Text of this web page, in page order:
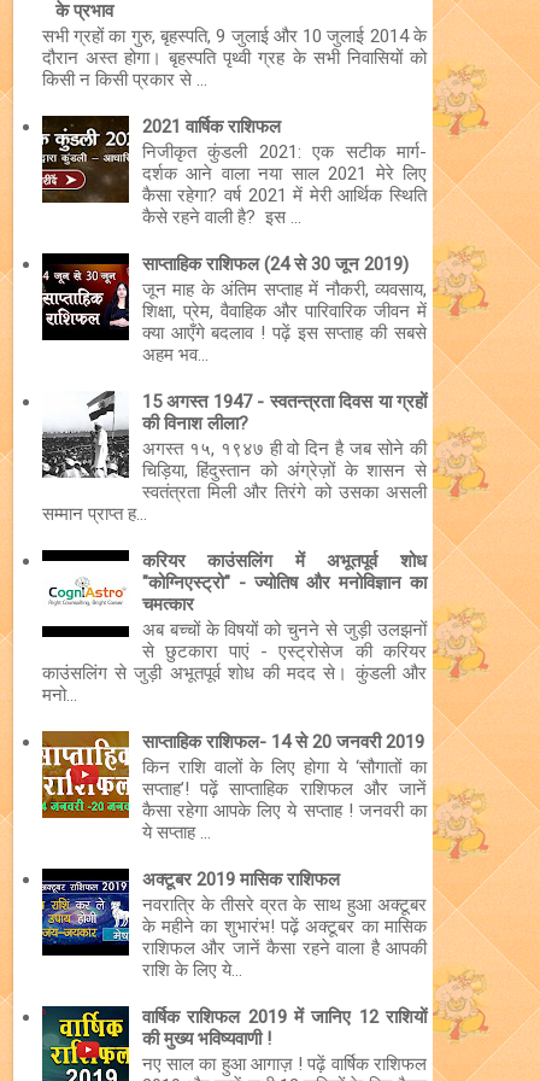
के प्रभाव
सभी ग्रहों का गुरु, बृहस्पति, 9 जुलाई और 10 जुलाई 2014 के
दौरान अस्त होगा। बृहस्पति पृथ्वी ग्रह के सभी निवासियों को
किसी न किसी प्रकार से ...
2021 वार्षिक राशिफल
निजीकृत कुंडली 2021: एक सटीक मार्ग-
दर्शक आने वाला नया साल 2021 मेरे लिए
कैसा रहेगा? वर्ष 2021 में मेरी आर्थिक स्थिति
कैसे रहने वाली है? इस ...
साप्ताहिक राशिफल (24 से 30 जून 2019)
जून माह के अंतिम सप्ताह में नौकरी, व्यवसाय,
शिक्षा, प्रेम, वैवाहिक और पारिवारिक जीवन में
क्या आएँगे बदलाव ! पढ़ें इस सप्ताह की सबसे
अहम भव...
15 अगस्त 1947 - स्वतन्त्रता दिवस या ग्रहों
की विनाश लीला?
अगस्त १५, १९४७ ही वो दिन है जब सोने की
चिड़िया, हिंदुस्तान को अंग्रेज़ों के शासन से
स्वतंत्रता मिली और तिरंगे को उसका असली
सम्मान प्राप्त ह...
करियर काउंसलिंग में अभूतपूर्व शोध
"कोग्निएस्ट्रो" - ज्योतिष और मनोविज्ञान का
चमत्कार
अब बच्चों के विषयों को चुनने से जुड़ी उलझनों
से छुटकारा पाएं - एस्ट्रोसेज की करियर
काउंसलिंग से जुड़ी अभूतपूर्व शोध की मदद से। कुंडली और
मनो...
साप्ताहिक राशिफल- 14 से 20 जनवरी 2019
किन राशि वालों के लिए होगा ये ‘सौगातों का
सप्ताह’! पढ़ें साप्ताहिक राशिफल और जानें
कैसा रहेगा आपके लिए ये सप्ताह ! जनवरी का
ये सप्ताह ...
अक्टूबर 2019 मासिक राशिफल
नवरात्रि के तीसरे व्रत के साथ हुआ अक्टूबर
के महीने का शुभारंभ! पढ़ें अक्टूबर का मासिक
राशिफल और जानें कैसा रहने वाला है आपकी
राशि के लिए ये...
वार्षिक राशिफल 2019 में जानिए 12 राशियों
की मुख्य भविष्यवाणी !
नए साल का हुआ आगाज़ ! पढ़ें वार्षिक राशिफल